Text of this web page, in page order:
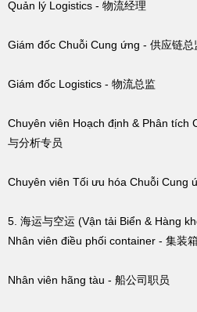
Quản lý Logistics - 物流经理
Giám đốc Chuỗi Cung ứng - 供应链总
Giám đốc Logistics - 物流总监
Chuyên viên Hoạch định & Phân tích
与分析专员
Chuyên viên Tối ưu hóa Chuỗi Cung
5. 海运与空运 (Vận tải Biển & Hàng
Nhân viên điều phối container - 集装
Nhân viên hãng tàu - 船公司职员